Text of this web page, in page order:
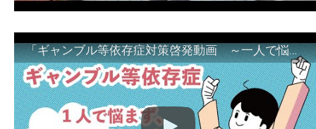
「ギャンブル等依存症対策啓発動画 ～一人で悩まず、家族で悩まず、まず！相談機関へ～」